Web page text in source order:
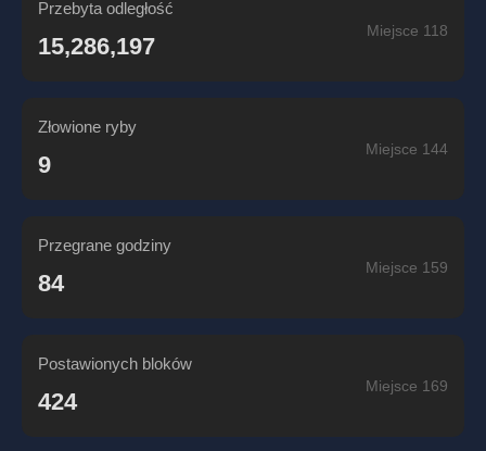
Przebyta odległość
15,286,197
Miejsce 118
Złowione ryby
9
Miejsce 144
Przegrane godziny
84
Miejsce 159
Postawionych bloków
424
Miejsce 169